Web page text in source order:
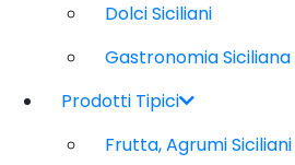
Dolci Siciliani
Gastronomia Siciliana
Prodotti Tipici
Frutta, Agrumi Siciliani